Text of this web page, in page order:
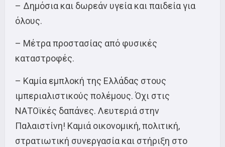
– Δημόσια και δωρεάν υγεία και παιδεία για
όλους.
– Μέτρα προστασίας από φυσικές
καταστροφές.
– Καμία εμπλοκή της Ελλάδας στους
ιμπεριαλιστικούς πολέμους. Όχι στις
ΝΑΤΟϊκές δαπάνες. Λευτεριά στην
Παλαιστίνη! Καμιά οικονομική, πολιτική,
στρατιωτική συνεργασία και στήριξη στο